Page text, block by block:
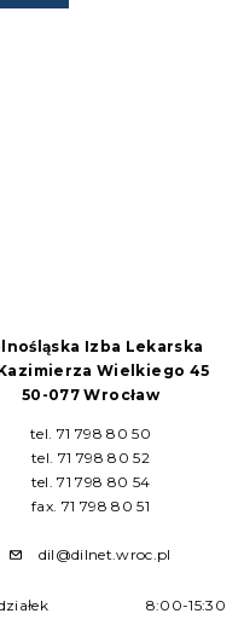
Izba Lekarska
Wielkiego 45
50-077 Wrocław
tel. 71 798 80 50
tel. 71 798 80 52
tel. 71 798 80 54
fax. 71 798 80 51
dil@dilnet.wroc.pl
8:00-15:30